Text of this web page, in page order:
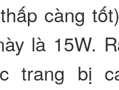
càng
là 15W.
trang bị